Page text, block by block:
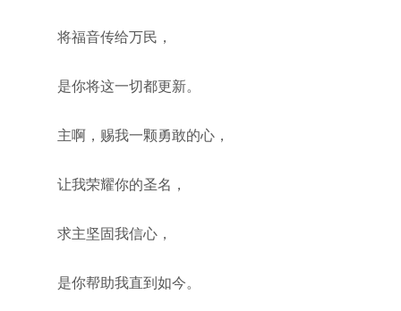
将福音传给万民，
是你将这一切都更新。
主啊，赐我一颗勇敢的心，
让我荣耀你的圣名，
求主坚固我信心，
是你帮助我直到如今。